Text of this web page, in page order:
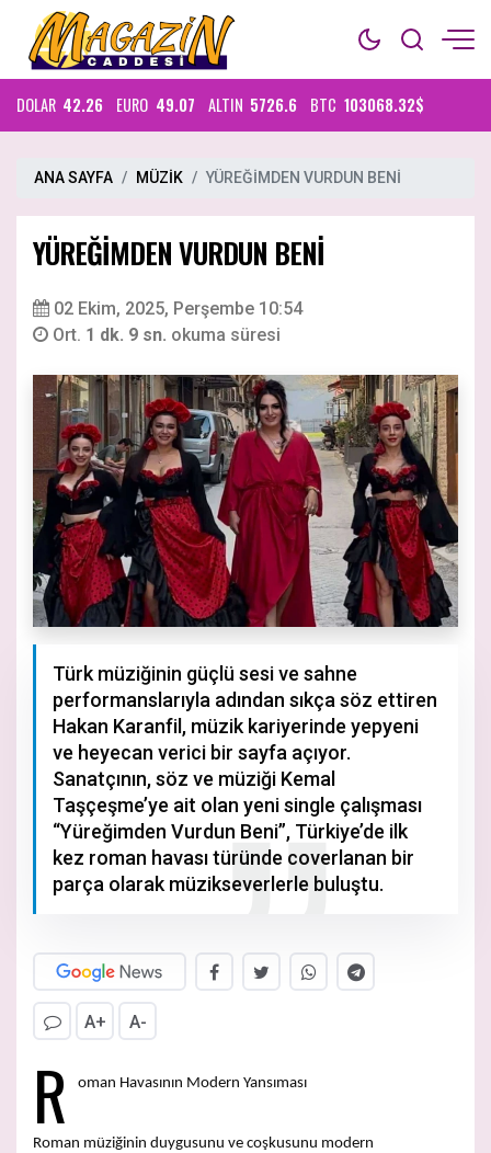
DOLAR 42.26 EURO 49.07 ALTIN 5726.6 BTC 103068.32$
ANA SAYFA MÜZİK YÜREĞİMDEN VURDUN BENİ
YÜREĞİMDEN VURDUN BENİ
02 Ekim, 2025, Perşembe 10:54
Ort. 1 dk. 9 sn. okuma süresi
Türk müziğinin güçlü sesi ve sahne
performanslarıyla adından sıkça söz ettiren
Hakan Karanfil, müzik kariyerinde yepyeni
ve heyecan verici bir sayfa açıyor.
Sanatçının, söz ve müziği Kemal
Taşçeşme’ye ait olan yeni single çalışması
“Yüreğimden Vurdun Beni”, Türkiye’de ilk
kez roman havası türünde coverlanan bir
parça olarak müzikseverlerle buluştu.
A+ A-
R oman Havasının Modern Yansıması
Roman müziğinin duygusunu ve coşkusunu modern